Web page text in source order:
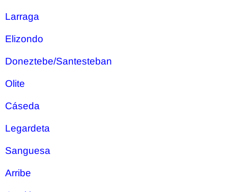
Larraga
Elizondo
Doneztebe/Santesteban
Olite
Cáseda
Legardeta
Sanguesa
Arribe